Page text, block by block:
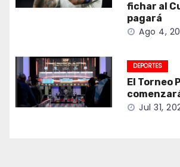
fichar al
pagará
Ago 4,
DEPORTES
El Torneo
Jul 31,